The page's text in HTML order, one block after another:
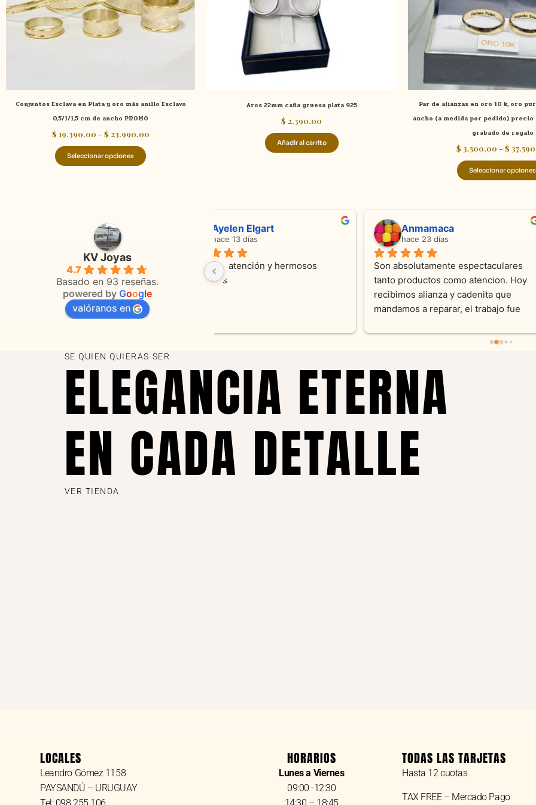
Conjuntos Esclava en Plata y oro más anillo Esclavo
0,5/1/1,5 cm de ancho PROMO
$ 19.390,00 - $ 23.990,00
Seleccionar opciones
se
pueden
elegir
de
producto
Aros 22mm caña gruesa plata 925
$ 2.390,00
Añadir al carrito
Par de alianzas en oro 10 k, oro
ancho (a medida por pedido)
grabado de regalo
$ 3.500,00 - $
Seleccionar opciones
KV Joyas
4.7
Basado en 93 reseñas.
powered by Google
valóranos en
Adriana Ghisoli
hace 3 meses
Muy buena atención, con amabilidad y
orientaciones convenientes
Sandra Ramos
hace 4 meses
Excelente atención !!!!!Nos asesoraron
Laura A
hace 5 meses
Desde el inicio soy clienta
Joyas y siempre muy
sus productos. Una Belleza
pieza y siempre satisfecha
recomendable
SE QUIEN QUIERAS SER
ELEGANCIA ETERNA
EN CADA DETALLE
VER TIENDA
LOCALES
Leandro Gómez 1158
PAYSANDÚ – URUGUAY
HORARIOS
Lunes a Viernes
09:00 -12:30
TODAS LAS TARJETAS
Hasta 12 cuotas
TAX FREE – Mercado Pago